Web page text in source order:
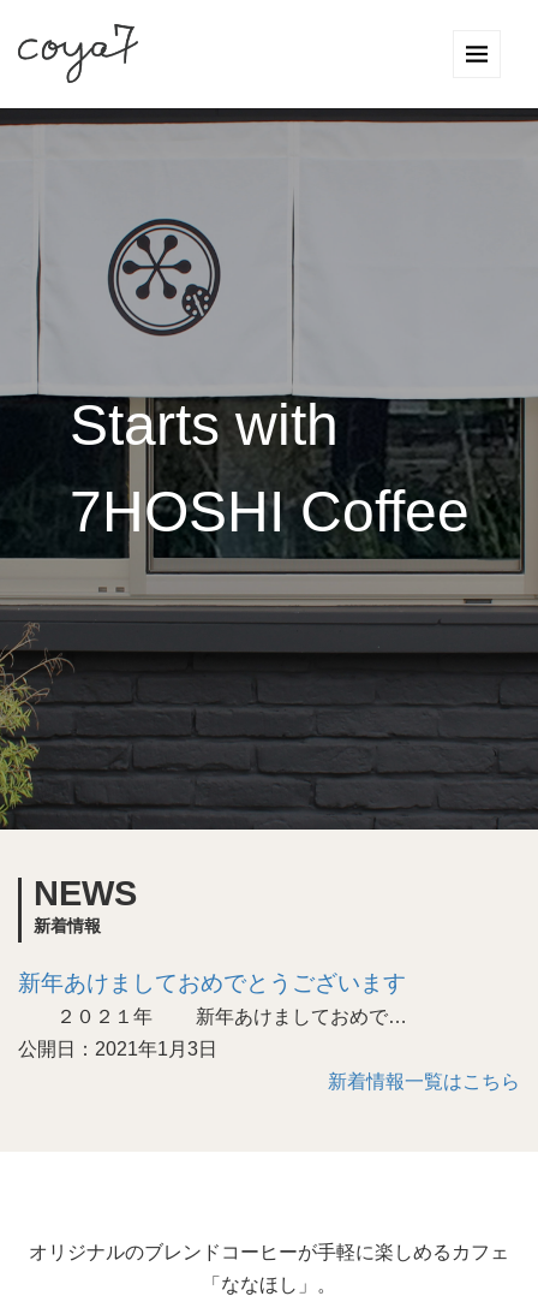
Starts with
7HOSHI Coffee
NEWS
新着情報
新年あけましておめでとうございます
２０２１年 新年あけましておめで…
公開日：2021年1月3日
新着情報一覧はこちら
オリジナルのブレンドコーヒーが手軽に楽しめるカフェ
「ななほし」。